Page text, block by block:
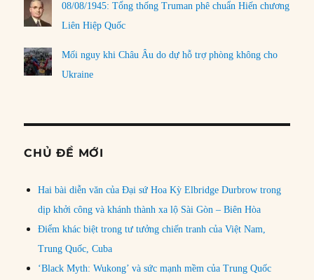
08/08/1945: Tổng thống Truman phê chuẩn Hiến chương
Liên Hiệp Quốc
Mối nguy khi Châu Âu do dự hỗ trợ phòng không cho
Ukraine
CHỦ ĐỀ MỚI
Hai bài diễn văn của Đại sứ Hoa Kỳ Elbridge Durbrow trong
dịp khởi công và khánh thành xa lộ Sài Gòn – Biên Hòa
Điểm khác biệt trong tư tưởng chiến tranh của Việt Nam,
Trung Quốc, Cuba
‘Black Myth: Wukong’ và sức mạnh mềm của Trung Quốc